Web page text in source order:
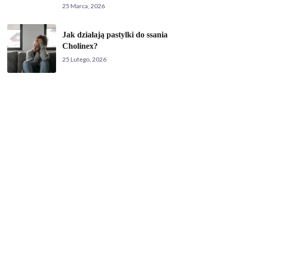
25 Marca, 2026
Jak działają pastylki do ssania
Cholinex?
25 Lutego, 2026